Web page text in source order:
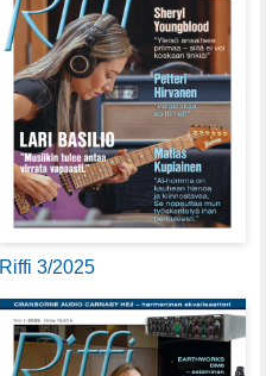
Riffi 3/2025